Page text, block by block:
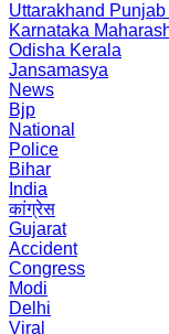
Uttarakhand Punjab
Karnataka
Odisha Kerala
Jansamasya
News
Bjp
National
Police
Bihar
India
कांग्रेस
Gujarat
Accident
Congress
Modi
Delhi
Viral